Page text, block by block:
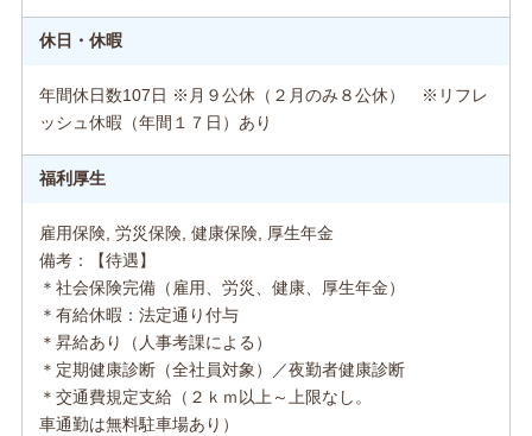
休日・休暇
年間休日数107日 ※月９公休（２月のみ８公休） ※リフレ
ッシュ休暇（年間１７日）あり
福利厚生
雇用保険, 労災保険, 健康保険, 厚生年金
備考：【待遇】
＊社会保険完備（雇用、労災、健康、厚生年金）
＊有給休暇：法定通り付与
＊昇給あり（人事考課による）
＊定期健康診断（全社員対象）／夜勤者健康診断
＊交通費規定支給（２ｋｍ以上～上限なし。
車通勤は無料駐車場あり）